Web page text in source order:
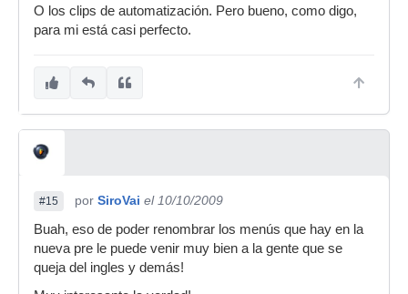
O los clips de automatización. Pero bueno, como digo,
para mi está casi perfecto.
#15 por SiroVai el 10/10/2009
Buah, eso de poder renombrar los menús que hay en la
nueva pre le puede venir muy bien a la gente que se
queja del ingles y demás!